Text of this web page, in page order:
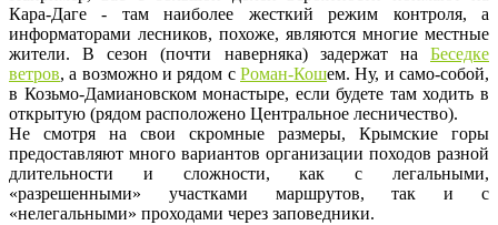
Кара-Даге - там наиболее жесткий режим контроля, а
информаторами лесников, похоже, являются многие местные
жители. В сезон (почти наверняка) задержат на Беседке
ветров, а возможно и рядом с Роман-Кошем. Ну, и само-собой,
в Козьмо-Дамиановском монастыре, если будете там ходить в
открытую (рядом расположено Центральное лесничество).
Не смотря на свои скромные размеры, Крымские горы
предоставляют много вариантов организации походов разной
длительности и сложности, как с легальными,
«разрешенными» участками маршрутов, так и с
«нелегальными» проходами через заповедники.